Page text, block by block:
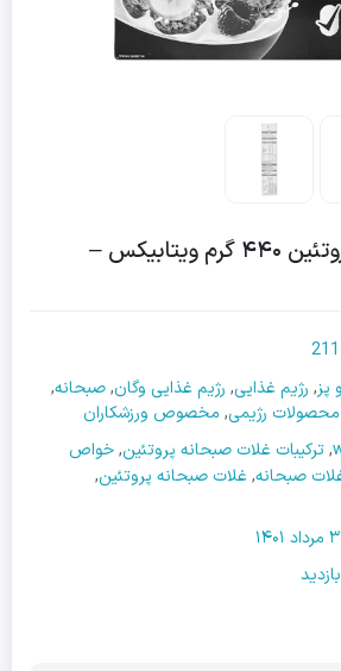
غلات صبحانه پروتئین ۴۴۰ گرم ویتابیکس –
, رژیم غذایی, رژیم غذایی وگان,صبحانه,
محصولات رژیمی, مخصوص ورزشکاران
,ترکیبات غلات صبحانه پروتئین,خواص
صبحانه,غلات صبحانه پروتئین,
1401